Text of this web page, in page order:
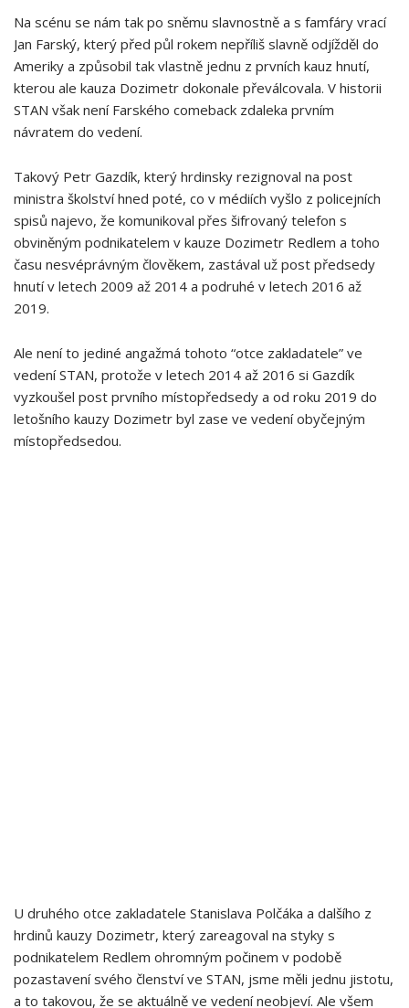
Na scénu se nám tak po sněmu slavnostně a s famfáry vrací
Jan Farský, který před půl rokem nepříliš slavně odjížděl do
Ameriky a způsobil tak vlastně jednu z prvních kauz hnutí,
kterou ale kauza Dozimetr dokonale převálcovala. V historii
STAN však není Farského comeback zdaleka prvním
návratem do vedení.
Takový Petr Gazdík, který hrdinsky rezignoval na post
ministra školství hned poté, co v médiích vyšlo z policejních
spisů najevo, že komunikoval přes šifrovaný telefon s
obviněným podnikatelem v kauze Dozimetr Redlem a toho
času nesvéprávným člověkem, zastával už post předsedy
hnutí v letech 2009 až 2014 a podruhé v letech 2016 až
2019.
Ale není to jediné angažmá tohoto “otce zakladatele” ve
vedení STAN, protože v letech 2014 až 2016 si Gazdík
vyzkoušel post prvního místopředsedy a od roku 2019 do
letošního kauzy Dozimetr byl zase ve vedení obyčejným
místopředsedou.
U druhého otce zakladatele Stanislava Polčáka a dalšího z
hrdinů kauzy Dozimetr, který zareagoval na styky s
podnikatelem Redlem ohromným počinem v podobě
pozastavení svého členství ve STAN, jsme měli jednu jistotu,
a to takovou, že se aktuálně ve vedení neobjeví. Ale všem